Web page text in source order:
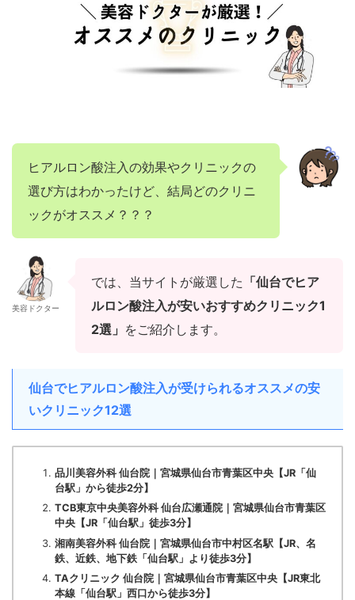
ヒアルロン酸注入の効果やクリニックの
選び方はわかったけど、結局どのクリニ
ックがオススメ？？？
美容ドクター
では、当サイトが厳選した 「仙台でヒア
ルロン酸注入が安いおすすめクリニック1
2選」 をご紹介します。
仙台でヒアルロン酸注入が受けられるオススメの安
いクリニック12選
品川美容外科 仙台院｜宮城県仙台市青葉区中央【JR「仙
台駅」から徒歩2分】
TCB東京中央美容外科 仙台広瀬通院｜宮城県仙台市青葉区
中央【JR「仙台駅」徒歩3分】
湘南美容外科 仙台院｜宮城県仙台市中村区名駅【JR、名
鉄、近鉄、地下鉄「仙台駅」より徒歩3分】
TAクリニック 仙台院｜宮城県仙台市青葉区中央【JR東北
本線「仙台駅」西口から徒歩3分】